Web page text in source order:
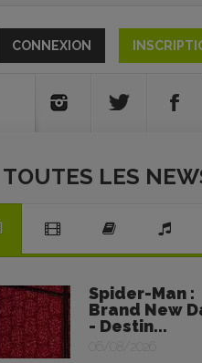
CONNEXION
TOUTES LES
Spider-Man :
Brand New
- Destin...
06/08/2026